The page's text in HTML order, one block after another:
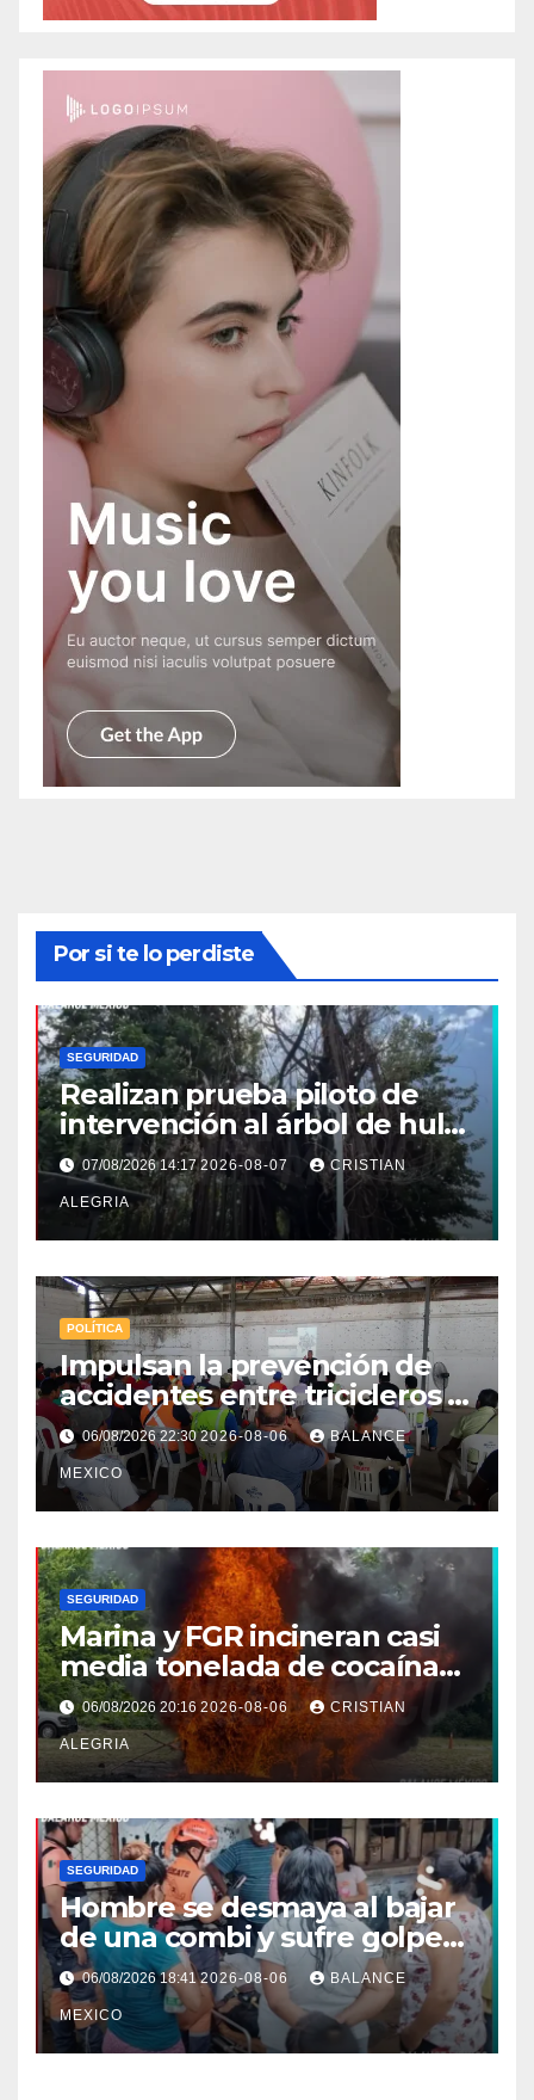
Por si te lo perdiste
SEGURIDAD
Realizan prueba piloto de
intervención al árbol de hule
en Tapachula
07/08/2026 14:172026-08-07 CRISTIAN
ALEGRIA
POLÍTICA
Impulsan la prevención de
accidentes entre tricicleros y
mototriciclistas de Tapachula
06/08/2026 22:302026-08-06 BALANCE
MEXICO
SEGURIDAD
Marina y FGR incineran casi
media tonelada de cocaína
asegurada frente a las costas
de Chiapas
06/08/2026 20:16 2026-08-06 CRISTIAN
ALEGRIA
SEGURIDAD
Hombre se desmaya al bajar
de una combi y sufre golpe
en la cabeza en Tapachula
06/08/2026 18:412026-08-06 BALANCE
MEXICO